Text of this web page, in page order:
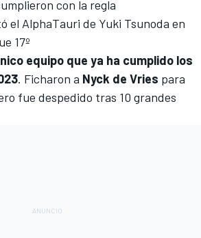
con la regla
el AlphaTauri de Yuki Tsunoda en
17º
equipo que ya ha cumplido los
. Ficharon a Nyck de Vries para
fue despedido tras 10 grandes